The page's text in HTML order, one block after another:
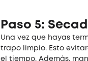
Paso 5:
Una vez que hayas
trapo limpio. Esto
el tiempo. Además,